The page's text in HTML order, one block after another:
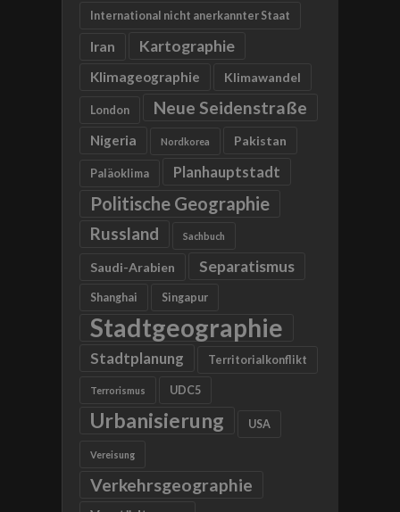
International nicht anerkannter Staat
Iran Kartographie
Klimageographie Klimawandel
London Neue Seidenstraße
Nigeria Nordkorea Pakistan
Paläoklima Planhauptstadt
Politische Geographie
Russland Sachbuch
Saudi-Arabien Separatismus
Shanghai Singapur
Stadtgeographie
Stadtplanung Territorialkonflikt
Terrorismus UDC5
Urbanisierung USA
Vereisung
Verkehrsgeographie